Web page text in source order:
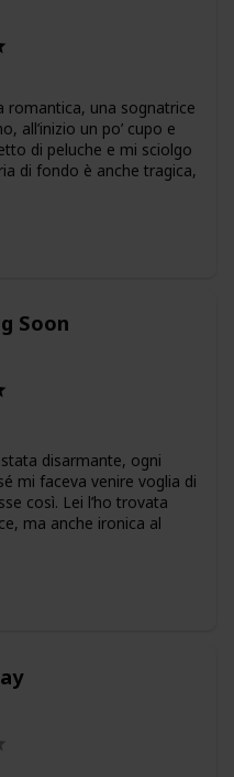
romantica, una sognatrice
all’inizio un po’ cupo e
di peluche e mi sciolgo
di fondo è anche tragica,
Soon
disarmante, ogni
mi faceva venire voglia di
così. Lei l’ho trovata
ma anche ironica al